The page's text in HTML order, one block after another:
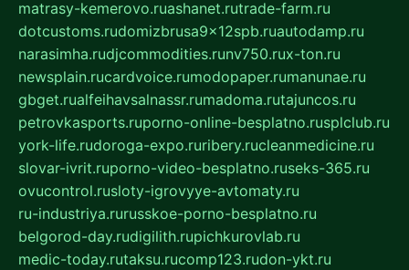
matrasy-kemerovo.ruashanet.rutrade-farm.ru
dotcustoms.rudomizbrusa9x12spb.ruautodamp.ru
narasimha.rudjcommodities.runv750.rux-ton.ru
newsplain.rucardvoice.rumodopaper.rumanunae.ru
gbget.rualfeihavsalnassr.rumadoma.rutajuncos.ru
petrovkasports.ruporno-online-besplatno.rusplclub.ru
york-life.rudoroga-expo.ruribery.rucleanmedicine.ru
slovar-ivrit.ruporno-video-besplatno.ruseks-365.ru
ovucontrol.rusloty-igrovyye-avtomaty.ru
ru-industriya.rurusskoe-porno-besplatno.ru
belgorod-day.rudigilith.rupichkurovlab.ru
medic-today.rutaksu.rucomp123.rudon-ykt.ru